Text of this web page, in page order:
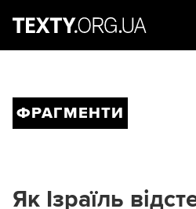
ФРАГМЕНТИ
Як Ізраїль